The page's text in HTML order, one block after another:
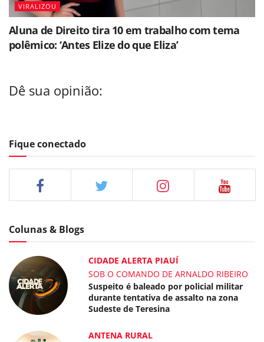
VIRALIZOU
Aluna de Direito tira 10 em trabalho com tema
polêmico: ‘Antes Elize do que Eliza’
Dê sua opinião:
Fique conectado
Colunas & Blogs
CIDADE ALERTA PIAUÍ
SOB O COMANDO DE ARNALDO RIBEIRO
Suspeito é baleado por policial militar
durante tentativa de assalto na zona
Sudeste de Teresina
ANTENA RURAL